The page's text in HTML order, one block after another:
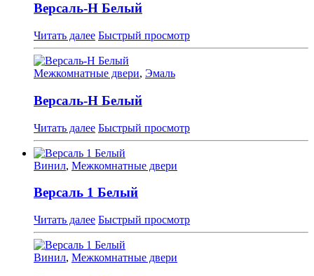
Версаль-Н Белый
Читать далее Быстрый просмотр
Межкомнатные двери, Эмаль
Версаль-Н Белый
Читать далее Быстрый просмотр
Винил, Межкомнатные двери
Версаль 1 Белый
Читать далее Быстрый просмотр
Винил, Межкомнатные двери